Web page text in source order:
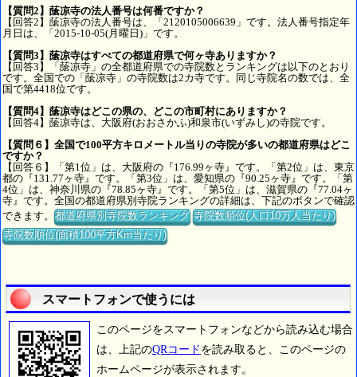
【質問2】䕃凉寺の法人番号は何番ですか？
【回答2】䕃凉寺の法人番号は、「2120105006639」です。法人番号指定年
月日は、「2015-10-05(月曜日)」です。
【質問3】䕃凉寺はすべての都道府県で何ヶ寺ありますか？
【回答3】「䕃凉寺」の全都道府県での寺院数とランキングは以下のとおり
です。全国での「䕃凉寺」の寺院数は2カ寺です。同じ寺院名の数では、全
国で第4418位です。
【質問4】䕃凉寺はどこの県の、どこの市町村にありますか？
【回答4】䕃凉寺は、大阪府(おおさかふ)和泉市(いずみし)の寺院です。
【質問６】全国で100平方キロメートル当りの寺院が多いの都道府県はどこ
ですか？
【回答６】「第1位」は、大阪府の『176.99ヶ寺』です。「第2位」は、東京
都の『131.77ヶ寺』です。「第3位」は、愛知県の『90.25ヶ寺』です。「第
4位」は、神奈川県の『78.85ヶ寺』です。「第5位」は、滋賀県の『77.04ヶ
寺』です。全国の都道府県別寺院ランキングの詳細は、下記のボタンで確認
できます。都道府県別寺院数ランキング 寺院数順位(人口10万人当たり)
寺院数順位(面積100平方Km当たり)
スマートフォンで使うには
このページをスマートフォンなどから読み込む場合
は、上記のQRコード を読み取ると、このページの
ホームページが表示されます。